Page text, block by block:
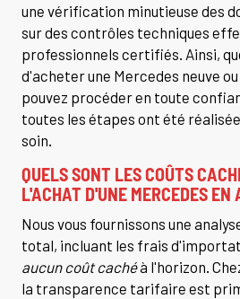
une vérification minutieuse des
sur des contrôles techniques
professionnels certifiés. Ainsi,
d'acheter une Mercedes neuve
pouvez procéder en toute
toutes les étapes ont été
soin.
QUELS SONT LES COÛTS
L'ACHAT D'UNE MERCEDES
Nous vous fournissons une
total, incluant les frais
aucun coût cachéà l'horizon.
la transparence tarifaire est